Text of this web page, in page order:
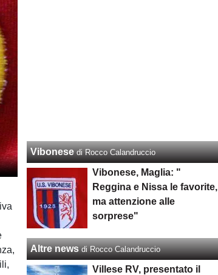
Vibonese di Rocco Calandruccio
Vibonese, Maglia: "
Reggina e Nissa le favorite,
ma attenzione alle
sorprese"
Altre news di Rocco Calandruccio
Villese RV, presentato il